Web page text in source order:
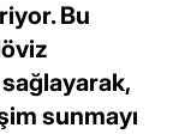
Bu
sunmayı